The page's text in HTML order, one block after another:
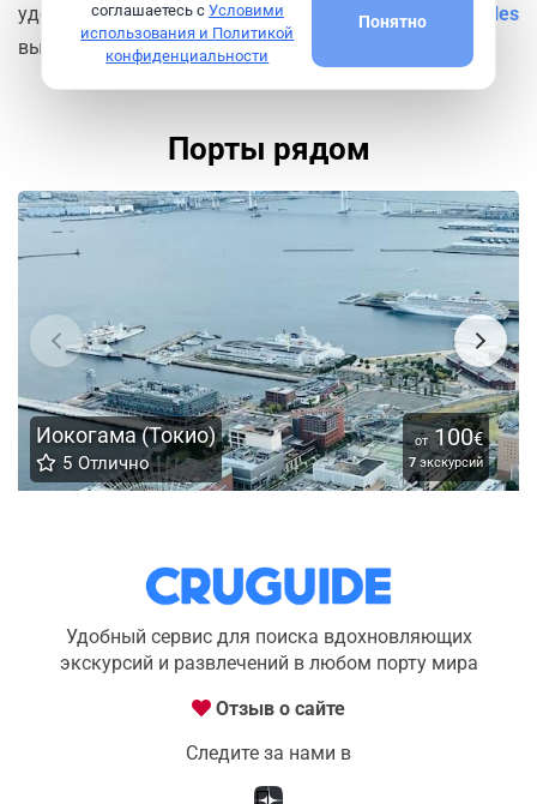
удобный сервис по поиску авиабилетов
Aviasales
выручит в любой момент.
Порты рядом
Иокогама (Токио)
5 Отлично
от100€
7 экскурсий
Удобный сервис для поиска вдохновляющих
экскурсий и развлечений в любом порту мира
Отзыв о сайте
Следите за нами в
соглашаетесь с Условими
использования и Политикой
конфиденциальности
Понятно